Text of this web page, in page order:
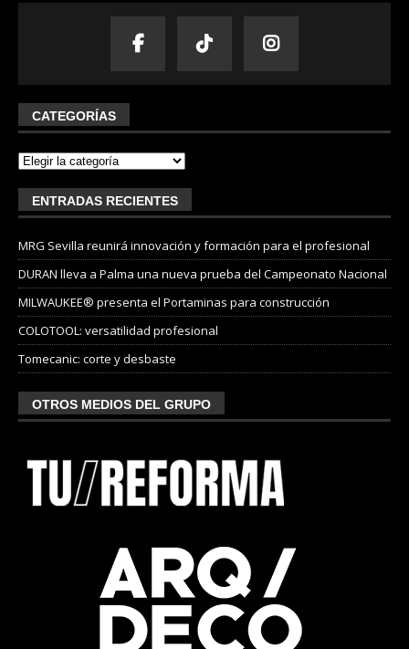
CATEGORÍAS
ENTRADAS RECIENTES
MRG Sevilla reunirá innovación y formación para el profesional
DURAN lleva a Palma una nueva prueba del Campeonato Nacional
MILWAUKEE® presenta el Portaminas para construcción
COLOTOOL: versatilidad profesional
Tomecanic: corte y desbaste
OTROS MEDIOS DEL GRUPO